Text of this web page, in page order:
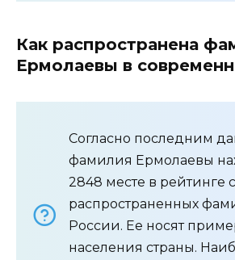
Как распространена
Ермолаевы в
Согласно последним
фамилия Ермолаевы
2848 месте в рейтинге
распространенных
России. Ее носят
населения страны.